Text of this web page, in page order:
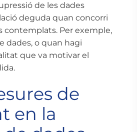
de les dades
deguda quan concorri
contemplats. Per exemple,
dades, o quan hagi
que va motivar el
de
en la